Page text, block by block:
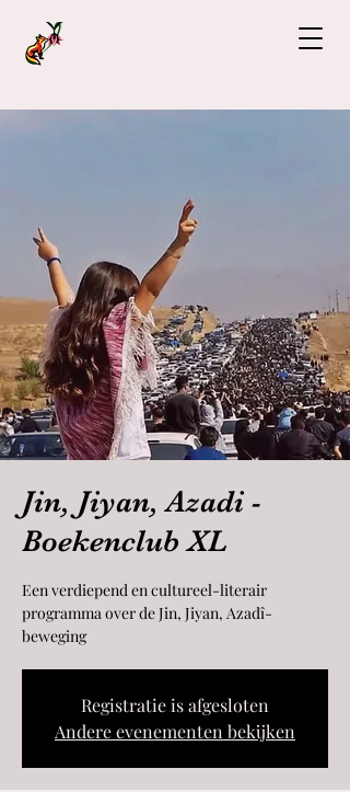
Jin, Jiyan, Azadi -
Boekenclub XL
Een verdiepend en cultureel-literair
programma over de Jin, Jiyan, Azadî-
beweging
Registratie is afgesloten
Andere evenementen bekijken